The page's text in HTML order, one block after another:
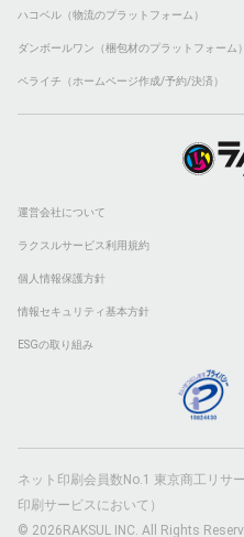
ハコベル（物流のプラットフォーム）
ダンボールワン（梱包材のプラットフォーム）
ペライチ（ホームページ作成/予約/決済）
運営会社について
ラクスルサービス利用規約
個人情報保護方針
情報セキュリティ基本方針
ESGの取り組み
ネット印刷会員数No.1 東京商工リサ
印刷サービスにおいて）
© 2026RAKSUL INC. All Rights